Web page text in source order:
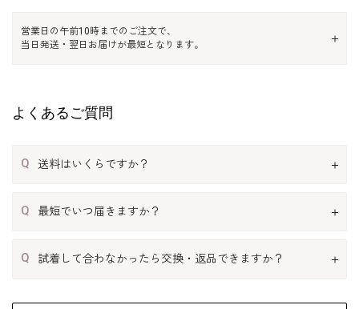
営業日の午前10時までのご注文で、
当日発送・翌日お届けが最短となります。
よくあるご質問
Q 送料はいくらですか？
Q 最短でいつ届きますか？
Q 試着して合わなかったら交換・返品できますか？